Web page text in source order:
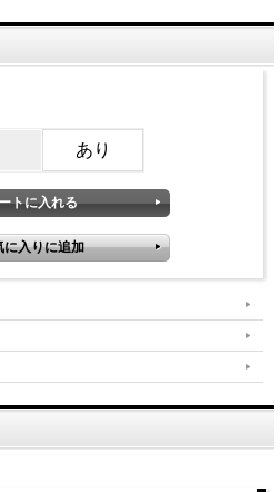
あり